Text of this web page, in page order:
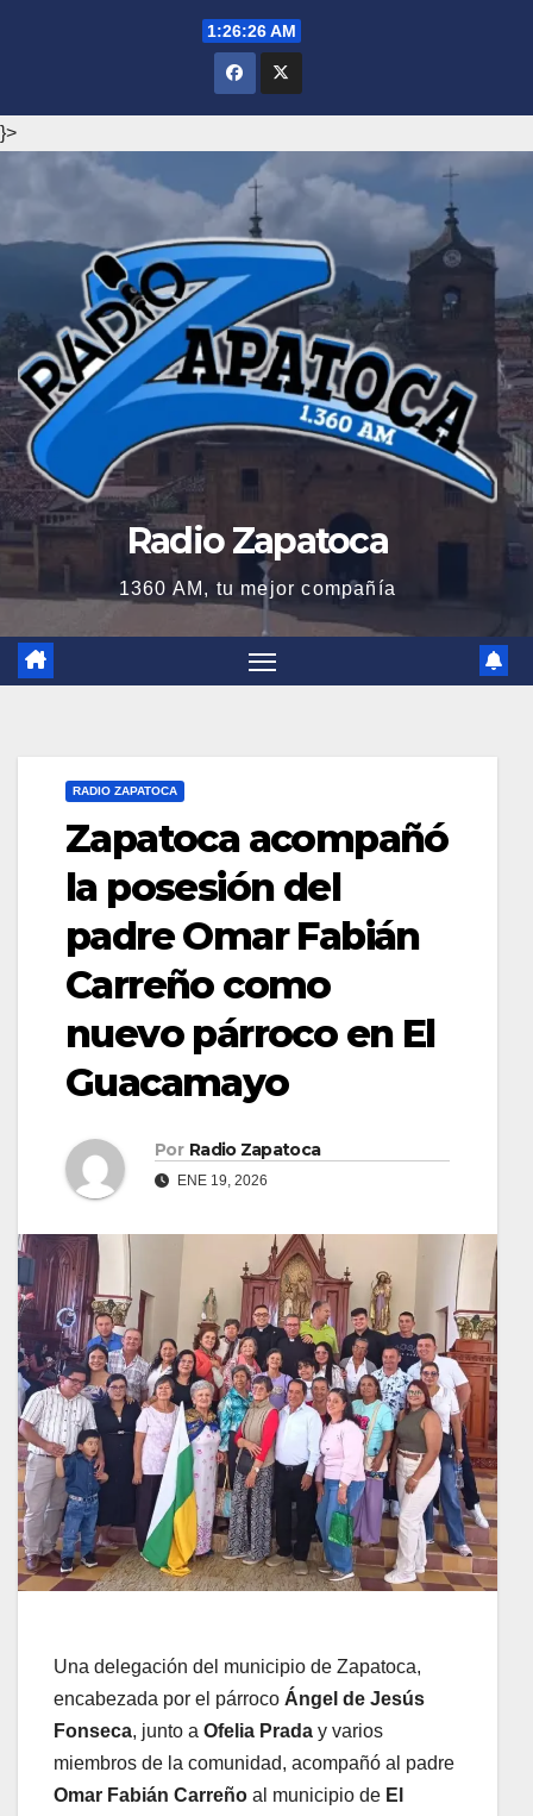
1:26:27 AM
}>
Radio Zapatoca
1360 AM, tu mejor compañía
RADIO ZAPATOCA
Zapatoca acompañó
la posesión del
padre Omar Fabián
Carreño como
nuevo párroco en El
Guacamayo
Por Radio Zapatoca
ENE 19, 2026
Una delegación del municipio de Zapatoca,
encabezada por el párroco Ángel de Jesús
Fonseca, junto a Ofelia Prada y varios
miembros de la comunidad, acompañó al padre
Omar Fabián Carreño al municipio de El